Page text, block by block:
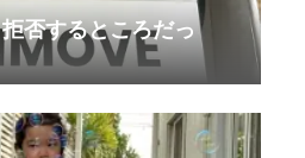
否するところだっ